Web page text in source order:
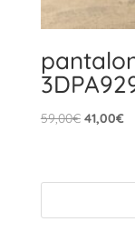
59,00€ Il
era:
41,00€Il
è: